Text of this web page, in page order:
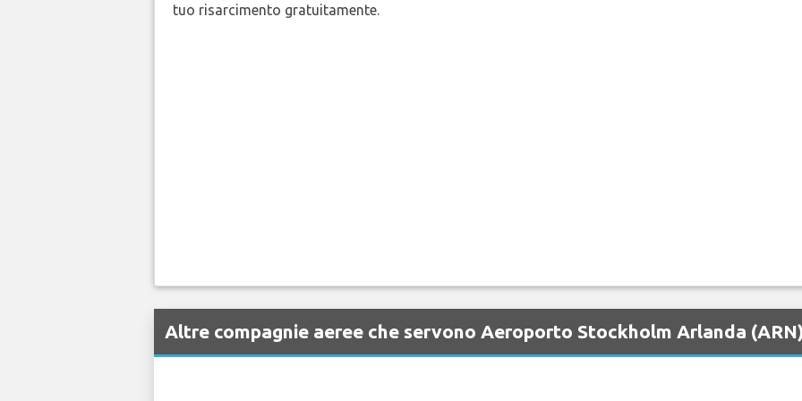
tuo risarcimento gratuitamente.
Altre compagnie aeree che servono Aeroporto Stockholm Arlanda